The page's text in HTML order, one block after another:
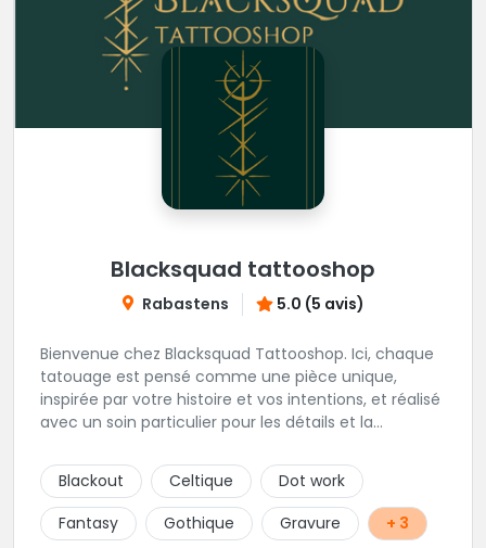
Blacksquad tattooshop
Rabastens 5.0 (5 avis)
Bienvenue chez Blacksquad Tattooshop. Ici, chaque
tatouage est pensé comme une pièce unique,
inspirée par votre histoire et vos intentions, et réalisé
avec un soin particulier pour les détails et la
talentueux, capables de travailler une large gamme
de styles, pour vous offrir des créations aussi variées
que chargées de sens. Tout au long de l’année, nous
accueillons également des guests venus d’horizons
Blackout Celtique
Dot work
Fantasy
Gothique Gravure + 3